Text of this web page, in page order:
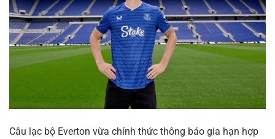
Câu lạc bộ Everton vừa chính thức thông báo gia hạn hợp